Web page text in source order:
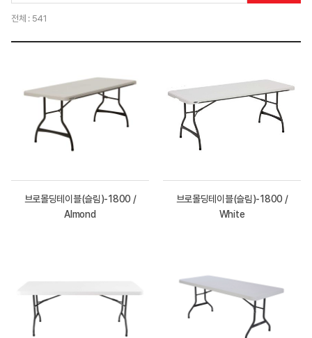
전체 : 541
브로몰딩테이블(슬림)-1800 /
Almond
브로몰딩테이블(슬림)-1800 /
White